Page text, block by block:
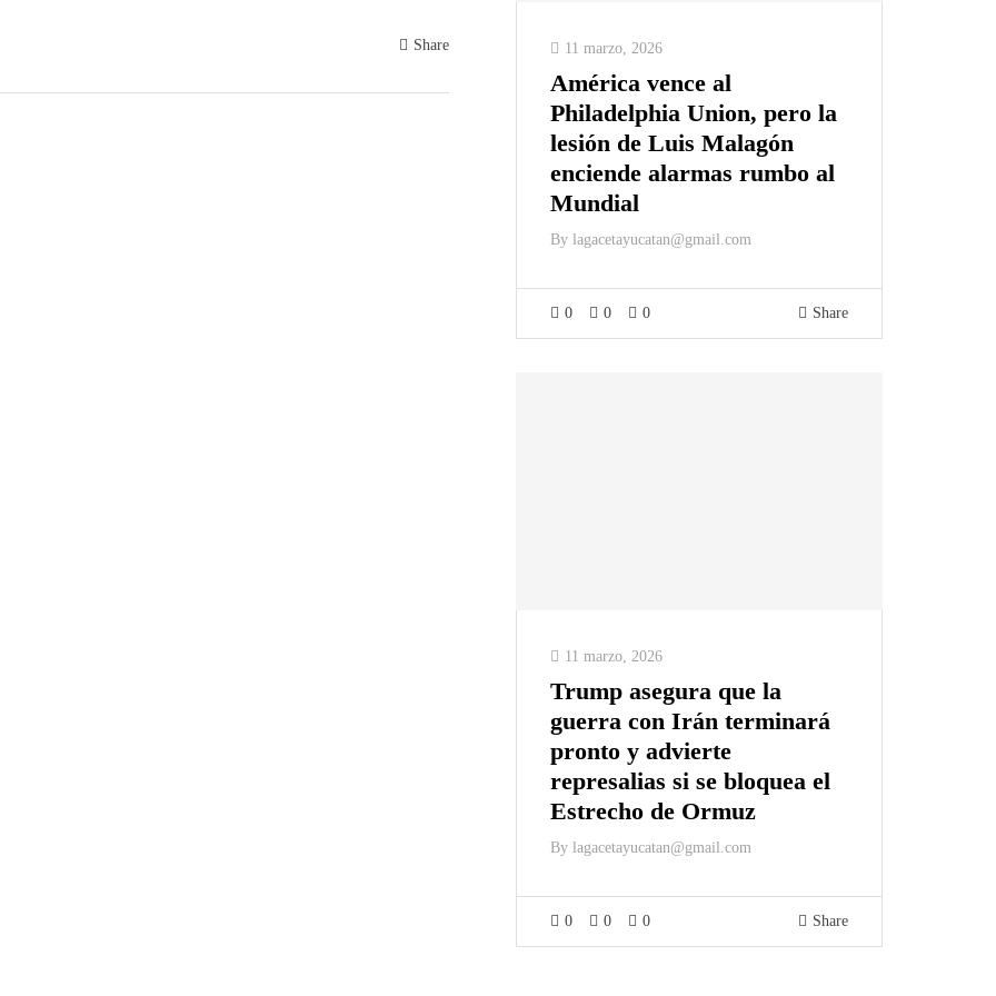
Share 11 marzo, 2026
América vence al
Philadelphia Union, pero la
lesión de Luis Malagón
enciende alarmas rumbo al
Mundial
By lagacetayucatan@gmail.com
0 0 0 Share
11 marzo, 2026
Trump asegura que la
guerra con Irán terminará
pronto y advierte
represalias si se bloquea el
Estrecho de Ormuz
By lagacetayucatan@gmail.com
0 0 0 Share